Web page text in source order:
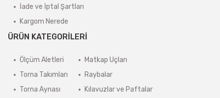
İade ve İptal Şartları
Kargom Nerede
ÜRÜN KATEGORİLERİ
Ölçüm Aletleri
Torna Takımları
Torna Aynası
Matkap Uçları
Raybalar
Kılavuzlar ve Paftalar